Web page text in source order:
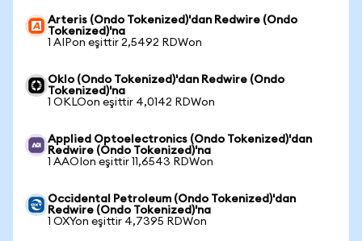
Arteris (Ondo Tokenized)'dan Redwire (Ondo
Tokenized)'na
1 AIPon eşittir 2,5492 RDWon
Oklo (Ondo Tokenized)'dan Redwire (Ondo
Tokenized)'na
1 OKLOon eşittir 4,0142 RDWon
Applied Optoelectronics (Ondo Tokenized)'dan
Redwire (Ondo Tokenized)'na
1 AAOIon eşittir 11,6543 RDWon
Occidental Petroleum (Ondo Tokenized)'dan
Redwire (Ondo Tokenized)'na
1 OXYon eşittir 4,7395 RDWon